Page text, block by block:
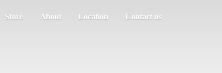
Store About Location Contact us